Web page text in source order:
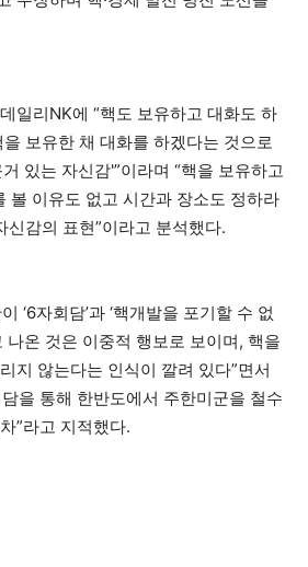
일리NK에 “핵도 보유하고 대화도 하
보유한 채 대화를 하겠다는 것으로
있는 자신감'”이라며 “핵을 보유하고
볼 이유도 없고 시간과 장소도 정하라
신감의 표현”이라고 분석했다.
‘6자회담’과 ‘핵개발을 포기할 수 없
나온 것은 이중적 행보로 보이며, 핵을
지 않는다는 인식이 깔려 있다”면서
을 통해 한반도에서 주한미군을 철수
”라고 지적했다.